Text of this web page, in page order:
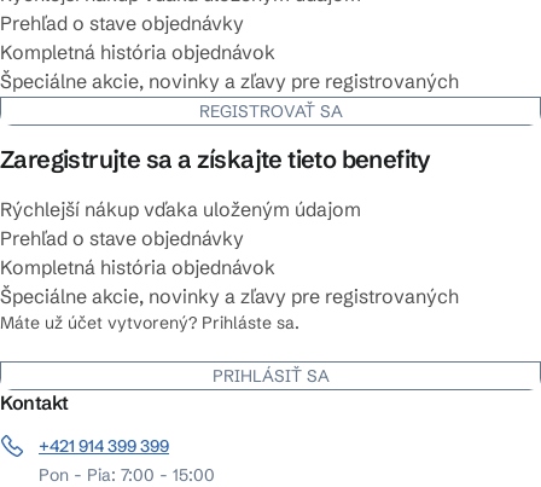
Prehľad o stave objednávky
Kompletná história objednávok
Špeciálne akcie, novinky a zľavy pre registrovaných
REGISTROVAŤ SA
Zaregistrujte sa a získajte tieto benefity
Rýchlejší nákup vďaka uloženým údajom
Prehľad o stave objednávky
Kompletná história objednávok
Špeciálne akcie, novinky a zľavy pre registrovaných
Máte už účet vytvorený? Prihláste sa.
PRIHLÁSIŤ SA
Kontakt
+421 914 399 399
Pon - Pia: 7:00 - 15:00